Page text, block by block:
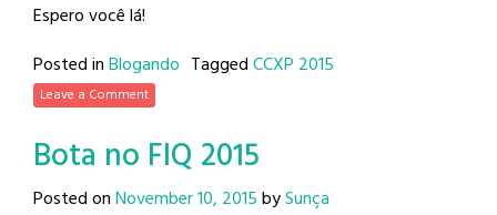
Espero você lá!
Posted inBlogando TaggedCCXP 2015
Leave a Comment
Bota no FIQ 2015
Posted onNovember 10, 2015bySunça